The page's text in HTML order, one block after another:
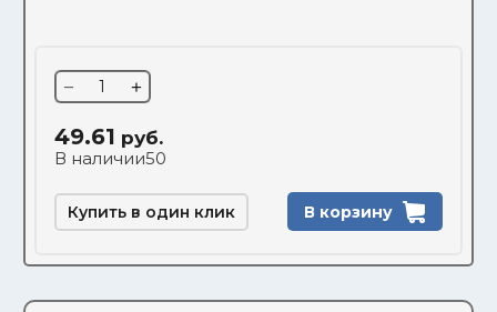
− +
49.61 руб.
В наличии50
В корзину
Купить в один клик